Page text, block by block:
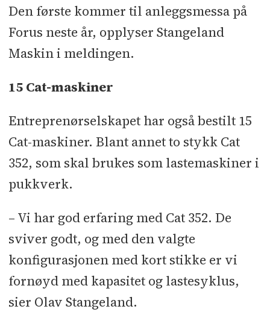
Den første kommer til anleggsmessa på
Forus neste år, opplyser Stangeland
Maskin i meldingen.
15 Cat-maskiner
Entreprenørselskapet har også bestilt 15
Cat-maskiner. Blant annet to stykk Cat
352, som skal brukes som lastemaskiner i
pukkverk.
– Vi har god erfaring med Cat 352. De
sviver godt, og med den valgte
konfigurasjonen med kort stikke er vi
fornøyd med kapasitet og lastesyklus,
sier Olav Stangeland.